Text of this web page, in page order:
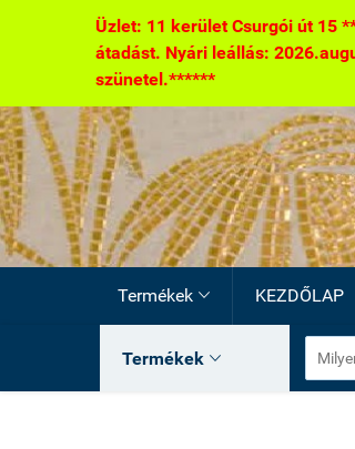
Üzlet: 11 kerület Csurgói út 15
átadást. Nyári leállás:
szünetel.******
Termékek  KEZDŐLAP
Termékek 